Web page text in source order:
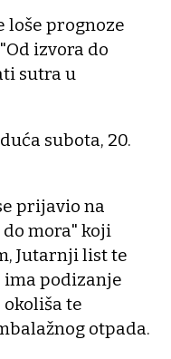
loše prognoze
izvora do
sutra u
subota, 20.
prijavio na
mora" koji
Jutarnji list te
ima podizanje
te
otpada.